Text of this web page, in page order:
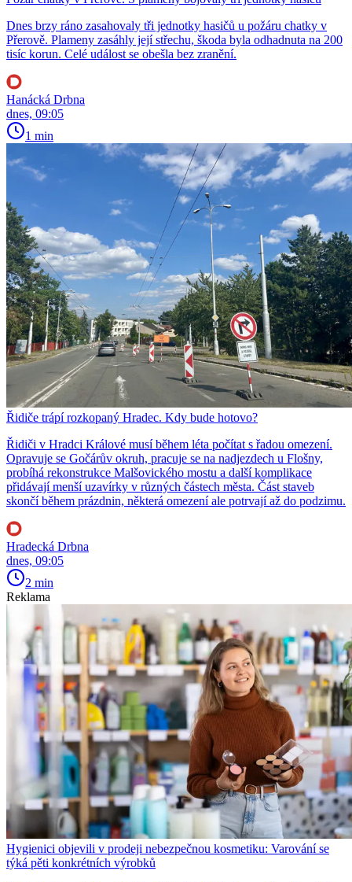
Dnes brzy ráno zasahovaly tři jednotky hasičů u požáru chatky v
Přerově. Plameny zasáhly její střechu, škoda byla odhadnuta na 200
tisíc korun. Celé událost se obešla bez zranění.
Hanácká Drbna
dnes, 09:05
1 min
Řidiče trápí rozkopaný Hradec. Kdy bude hotovo?
Řidiči v Hradci Králové musí během léta počítat s řadou omezení.
Opravuje se Gočárův okruh, pracuje se na nadjezdech u Flošny,
probíhá rekonstrukce Malšovického mostu a další komplikace
přidávají menší uzavírky v různých částech města. Část staveb
skončí během prázdnin, některá omezení ale potrvají až do podzimu.
Hradecká Drbna
dnes, 09:05
2 min
Reklama
Hygienici objevili v prodeji nebezpečnou kosmetiku: Varování se
týká pěti konkrétních výrobků